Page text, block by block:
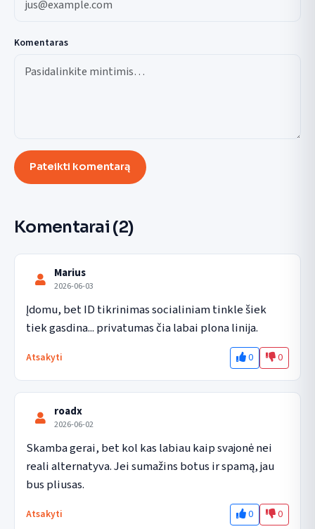
Komentaras
Pateikti komentarą
Komentarai (2)
Marius
2026-06-03
Įdomu, bet ID tikrinimas socialiniam tinkle šiek
tiek gasdina... privatumas čia labai plona linija.
Atsakyti 0 0
roadx
2026-06-02
Skamba gerai, bet kol kas labiau kaip svajonė nei
reali alternatyva. Jei sumažins botus ir spamą, jau
bus pliusas.
Atsakyti 0 0